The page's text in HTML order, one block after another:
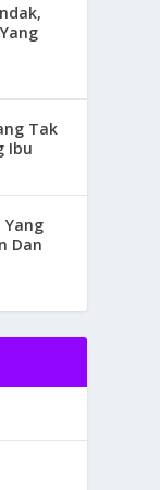
Tak
Ibu
Yang
Dan